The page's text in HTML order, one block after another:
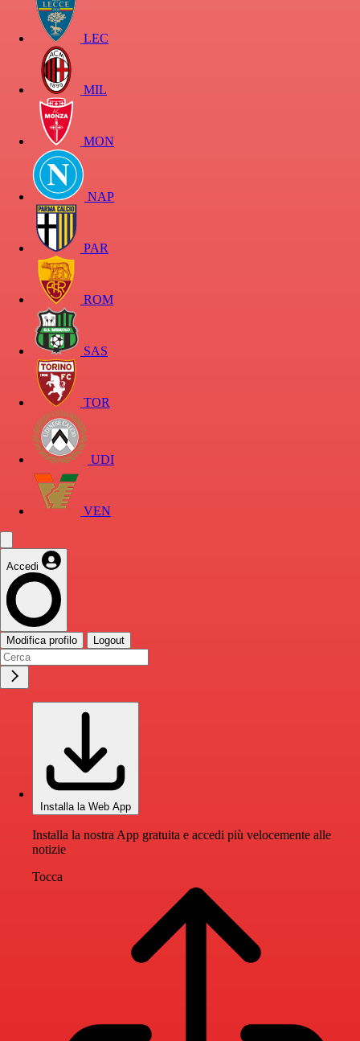
LEC
MIL
MON
NAP
PAR
ROM
SAS
TOR
UDI
VEN
Accedi
Modifica profilo Logout
Installa la Web App
Installa la nostra App gratuita e accedi più velocemente alle
notizie
Tocca